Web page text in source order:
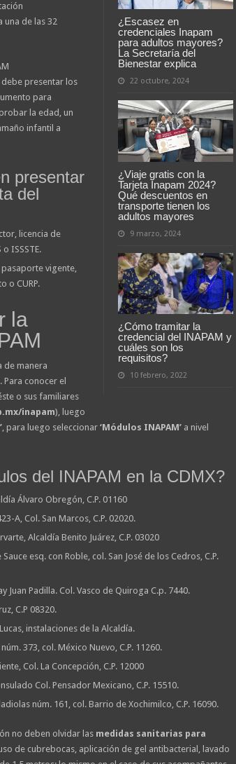
¿Escasez en
credenciales Inapam
para adultos mayores?
La Secretaría del
Bienestar explica
22 octubre, 2024
¿Viaje gratis con la
Tarjeta Inapam 2024?
Qué descuentos en
transporte tienen los
adultos mayores
9 marzo, 2024
¿Cómo tramitar la
credencial del INAPAM y
cuáles son los
requisitos?
10 febrero, 2022
una de las 32
presentar los
para
la edad, un
infantil a
presentar
del
licencia de
ISSSTE.
vigente,
o CURP.
la
de manera
conocer el
o sus familiares
inapam), luego
, para luego seleccionar‘Módulos INAPAM’ a nivel
del INAPAM en la CDMX?
Álvaro Obregón, C.P. 01160
A, Col. San Marcos, C.P. 02020.
Alcaldía Benito Juárez, C.P. 03020
esq. con Roble, col. San José de los Cedros, C.P.
Juan Padilla. Col. Vasco de Quiroga C.p. 7440.
C.P 08320.
instalaciones de la Alcaldía.
373, col. México Nuevo, C.P. 11260.
Col. La Concepción, C.P. 12000
Col. Pensador Mexicano, C.P. 15510.
núm. 161, col. Barrio de Xochimilco, C.P. 16090.
no deben olvidar las medidas sanitarias para
de cubrebocas, aplicación de gel antibacterial, lavado